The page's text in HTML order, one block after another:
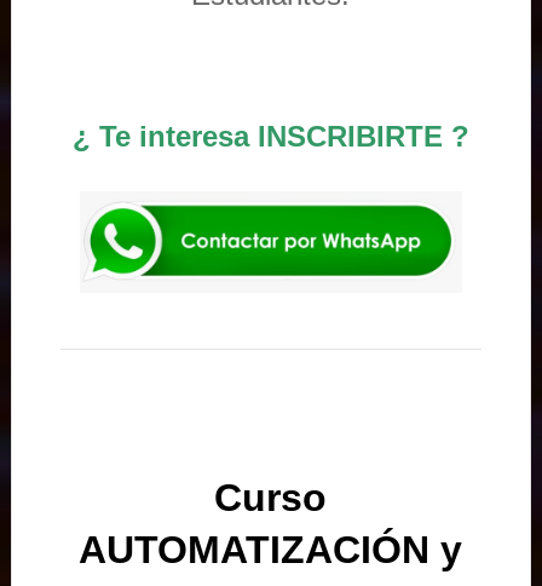
¿ Te interesa INSCRIBIRTE ?
Curso
AUTOMATIZACIÓN y